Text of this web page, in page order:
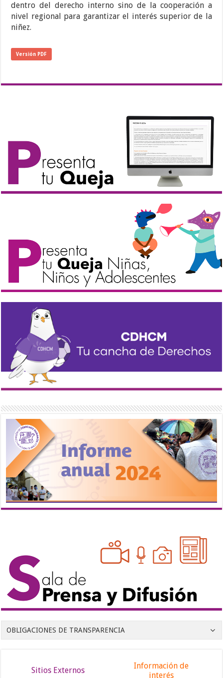
dentro del derecho interno sino de la cooperación a
nivel regional para garantizar el interés superior de la
niñez.
Versión PDF
OBLIGACIONES DE TRANSPARENCIA
Sitios Externos
Información de
interés